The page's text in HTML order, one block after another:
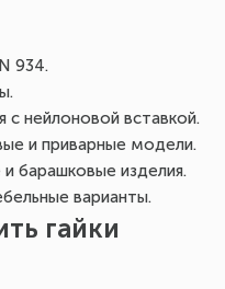
934.
нейлоновой вставкой.
и приварные модели.
барашковые изделия.
варианты.
гайки